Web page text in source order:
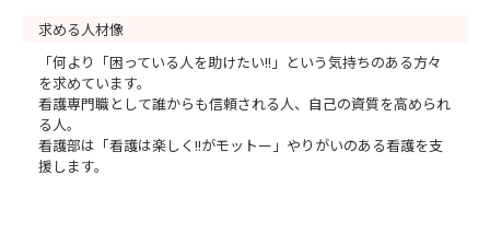
求める人材像
「何より「困っている人を助けたい!!」という気持ちのある方々
を求めています。
看護専門職として誰からも信頼される人、自己の資質を高められ
る人。
看護部は「看護は楽しく!!がモットー」やりがいのある看護を支
援します。